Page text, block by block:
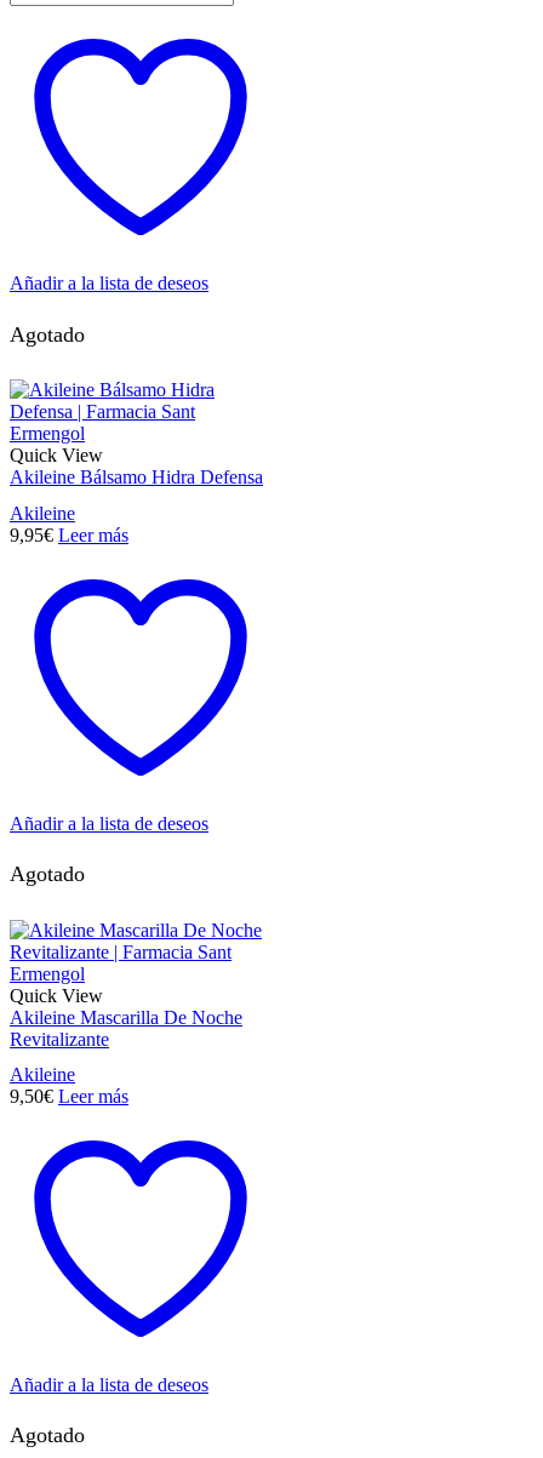
Añadir a la lista de deseos
Agotado
Quick View
Akileine Bálsamo Hidra Defensa
Akileine
9,95€ Leer más
Añadir a la lista de deseos
Agotado
Quick View
Akileine Mascarilla De Noche
Revitalizante
Akileine
9,50€ Leer más
Añadir a la lista de deseos
Agotado